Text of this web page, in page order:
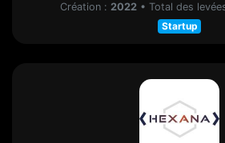
Création : 2022 • Total des
Startup